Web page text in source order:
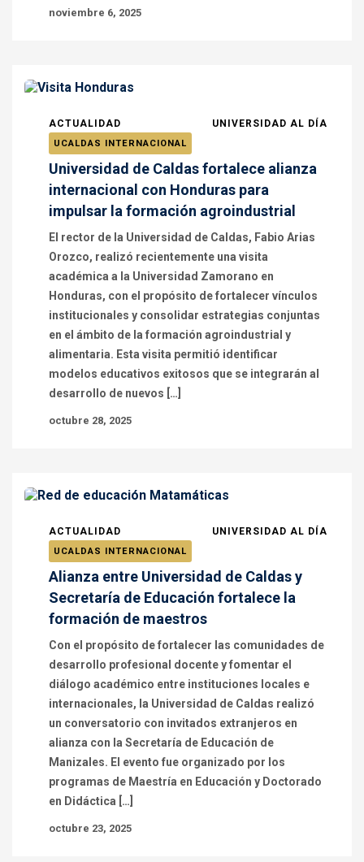
noviembre 6, 2025
ACTUALIDAD UNIVERSIDAD AL DÍA
UCALDAS INTERNACIONAL
Universidad de Caldas fortalece alianza
internacional con Honduras para
impulsar la formación agroindustrial
El rector de la Universidad de Caldas, Fabio Arias
Orozco, realizó recientemente una visita
académica a la Universidad Zamorano en
Honduras, con el propósito de fortalecer vínculos
institucionales y consolidar estrategias conjuntas
en el ámbito de la formación agroindustrial y
alimentaria. Esta visita permitió identificar
modelos educativos exitosos que se integrarán al
desarrollo de nuevos […]
octubre 28, 2025
ACTUALIDAD UNIVERSIDAD AL DÍA
UCALDAS INTERNACIONAL
Alianza entre Universidad de Caldas y
Secretaría de Educación fortalece la
formación de maestros
Con el propósito de fortalecer las comunidades de
desarrollo profesional docente y fomentar el
diálogo académico entre instituciones locales e
internacionales, la Universidad de Caldas realizó
un conversatorio con invitados extranjeros en
alianza con la Secretaría de Educación de
Manizales. El evento fue organizado por los
programas de Maestría en Educación y Doctorado
en Didáctica […]
octubre 23, 2025